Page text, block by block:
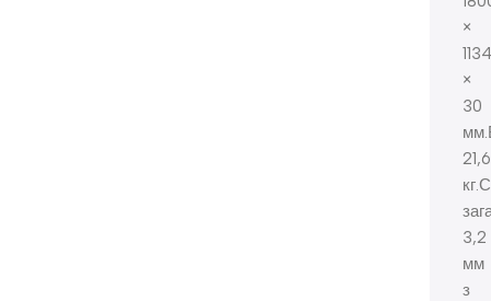
×
1134
×
30
21,6
3,2
мм
з